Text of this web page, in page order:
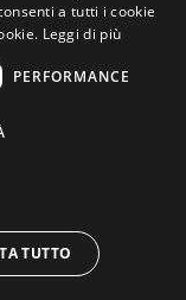
a tutti i cookie
Leggi di più
PERFORMANCE
TUTTO